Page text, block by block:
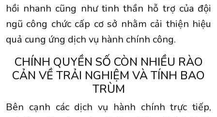
hồi nhanh cũng như tinh thần hỗ trợ của đội
ngũ công chức cấp cơ sở nhằm cải thiện hiệu
quả cung ứng dịch vụ hành chính công.
CHÍNH QUYỀN SỐ CÒN NHIỀU RÀO
CẢN VỀ TRẢI NGHIỆM VÀ TÍNH BAO
TRÙM
Bên cạnh các dịch vụ hành chính trực tiếp,